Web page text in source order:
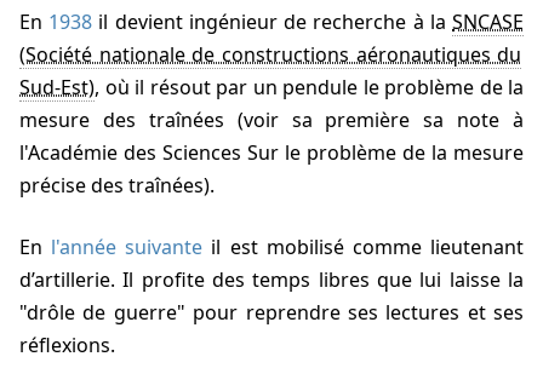
En 1938 il devient ingénieur de recherche à laSNCASE
, où il résout par un pendule le problème de la
mesure des traînées (voir sa première sa note à
l'Académie des Sciences Sur le problème de la mesure
précise des traînées).
En l'année suivante il est mobilisé comme lieutenant
d’artillerie. Il profite des temps libres que lui laisse la
"drôle de guerre" pour reprendre ses lectures et ses
réflexions.